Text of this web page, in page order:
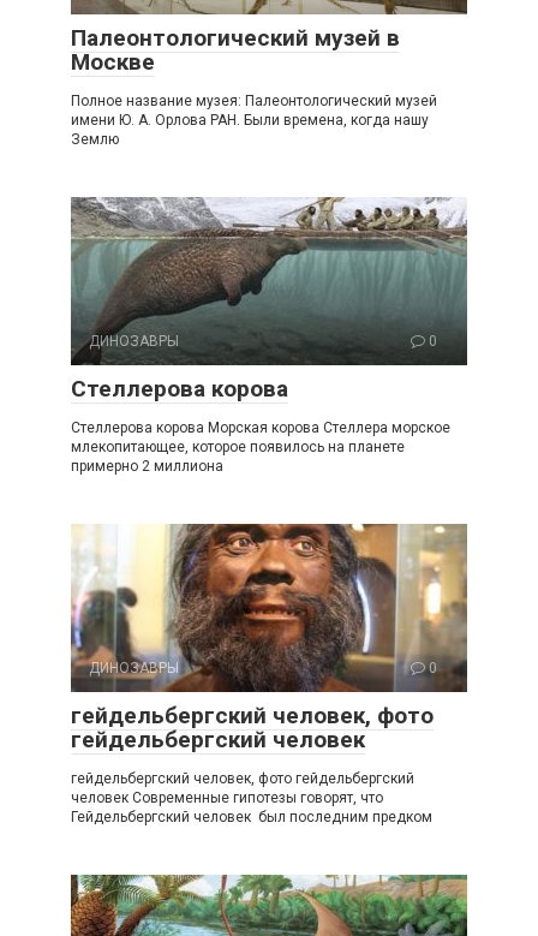
Палеонтологический музей в
Москве
Полное название музея: Палеонтологический музей
имени Ю. А. Орлова РАН. Были времена, когда нашу
Землю
ДИНОЗАВРЫ 0
Стеллерова корова
Стеллерова корова Морская корова Стеллера морское
млекопитающее, которое появилось на планете
примерно 2 миллиона
ДИНОЗАВРЫ 0
гейдельбергский человек, фото
гейдельбергский человек
гейдельбергский человек, фото гейдельбергский
человек Современные гипотезы говорят, что
Гейдельбергский человек был последним предком